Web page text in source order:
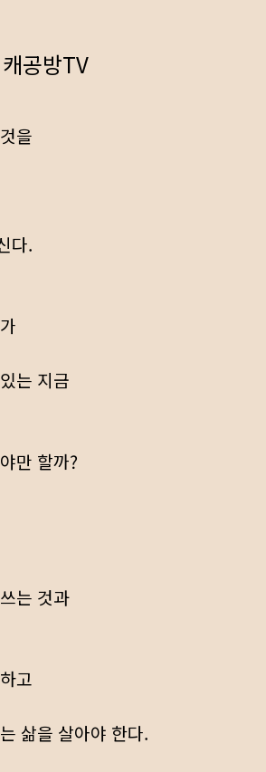
공방TV
을
다.
는 지금
만 할까?
는 것과
고
삶을 살아야 한다.